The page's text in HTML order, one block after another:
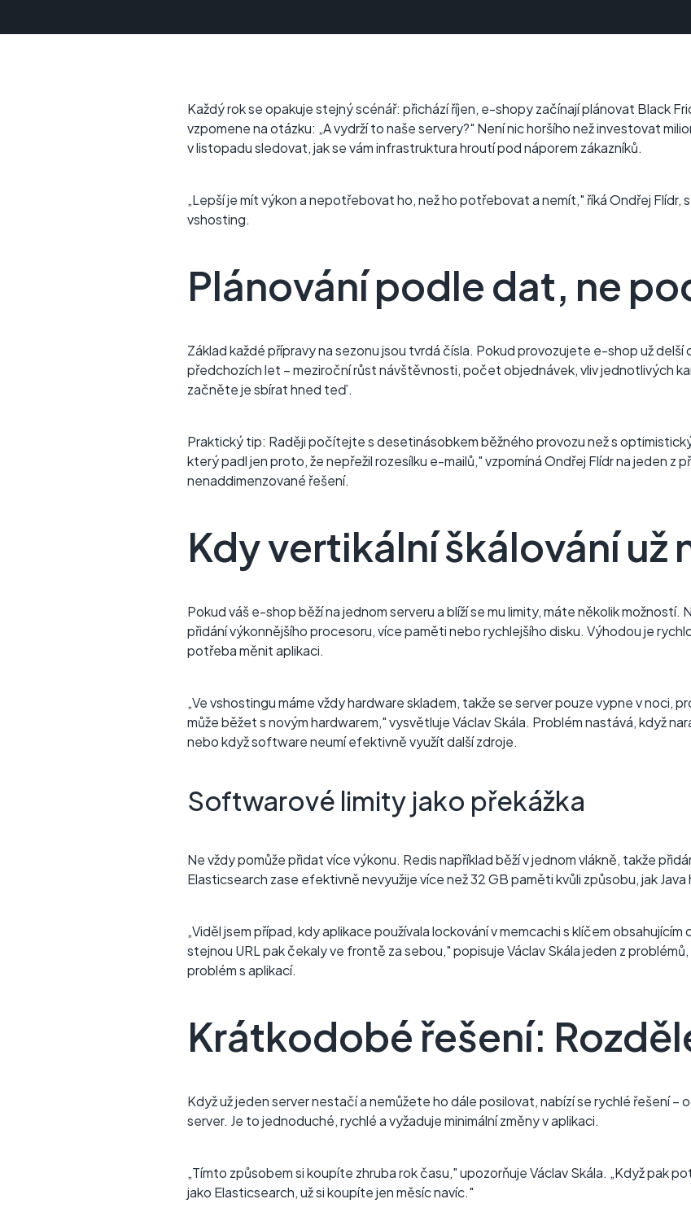
Každý rok se opakuje stejný scénář: přichází říjen, e-shopy začínají plánovat Black
vzpomene na otázku: „A vydrží to naše servery?" Není nic horšího než investovat
v listopadu sledovat, jak se vám infrastruktura hroutí pod náporem zákazníků.
„Lepší je mít výkon a nepotřebovat ho, než ho potřebovat a nemít," říká Ondřej
vshosting.
Plánování podle dat, ne
Základ každé přípravy na sezonu jsou tvrdá čísla. Pokud provozujete e-shop už delší
předchozích let – meziroční růst návštěvnosti, počet objednávek, vliv jednotlivých
začněte je sbírat hned teď.
Praktický tip: Raději počítejte s desetinásobkem běžného provozu než s
který padl jen proto, že nepřežil rozesílku e-mailů," vzpomíná Ondřej Flídr na jeden z
nenaddimenzované řešení.
Kdy vertikální škálování už
Pokud váš e-shop běží na jednom serveru a blíží se mu limity, máte několik možností.
přidání výkonnějšího procesoru, více paměti nebo rychlejšího disku. Výhodou je
potřeba měnit aplikaci.
„Ve vshostingu máme vždy hardware skladem, takže se server pouze vypne v noci,
může běžet s novým hardwarem," vysvětluje Václav Skála. Problém nastává, když
nebo když software neumí efektivně využít další zdroje.
Softwarové limity jako překážka
Ne vždy pomůže přidat více výkonu. Redis například běží v jednom vlákně, takže
Elasticsearch zase efektivně nevyužije více než 32 GB paměti kvůli způsobu, jak
„Viděl jsem případ, kdy aplikace používala lockování v memcachi s klíčem
stejnou URL pak čekaly ve frontě za sebou," popisuje Václav Skála jeden z
problém s aplikací.
Krátkodobé řešení:
Když už jeden server nestačí a nemůžete ho dále posilovat, nabízí se rychlé řešení
server. Je to jednoduché, rychlé a vyžaduje minimální změny v aplikaci.
„Tímto způsobem si koupíte zhruba rok času," upozorňuje Václav Skála. „Když pak
jako Elasticsearch, už si koupíte jen měsíc navíc."